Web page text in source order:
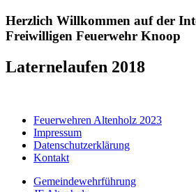
Herzlich Willkommen auf der
Freiwilligen Feuerwehr Knoop
Laternelaufen 2018
Feuerwehren Altenholz 2023
Impressum
Datenschutzerklärung
Kontakt
Gemeindewehrführung